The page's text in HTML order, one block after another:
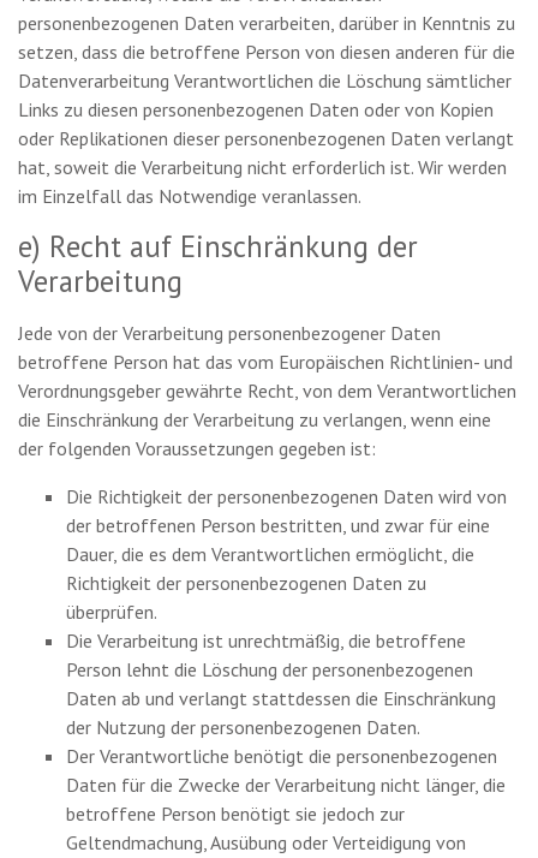
personenbezogenen Daten verarbeiten, darüber in Kenntnis zu
setzen, dass die betroffene Person von diesen anderen für die
Datenverarbeitung Verantwortlichen die Löschung sämtlicher
Links zu diesen personenbezogenen Daten oder von Kopien
oder Replikationen dieser personenbezogenen Daten verlangt
hat, soweit die Verarbeitung nicht erforderlich ist. Wir werden
im Einzelfall das Notwendige veranlassen.
e) Recht auf Einschränkung der
Verarbeitung
Jede von der Verarbeitung personenbezogener Daten
betroffene Person hat das vom Europäischen Richtlinien- und
Verordnungsgeber gewährte Recht, von dem Verantwortlichen
die Einschränkung der Verarbeitung zu verlangen, wenn eine
der folgenden Voraussetzungen gegeben ist:
Die Richtigkeit der personenbezogenen Daten wird von
der betroffenen Person bestritten, und zwar für eine
Dauer, die es dem Verantwortlichen ermöglicht, die
Richtigkeit der personenbezogenen Daten zu
überprüfen.
Die Verarbeitung ist unrechtmäßig, die betroffene
Person lehnt die Löschung der personenbezogenen
Daten ab und verlangt stattdessen die Einschränkung
der Nutzung der personenbezogenen Daten.
Der Verantwortliche benötigt die personenbezogenen
Daten für die Zwecke der Verarbeitung nicht länger, die
betroffene Person benötigt sie jedoch zur
Geltendmachung, Ausübung oder Verteidigung von